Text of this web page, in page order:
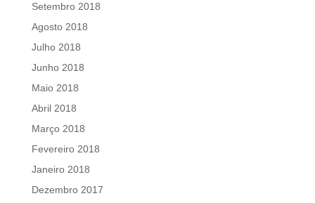
Setembro 2018
Agosto 2018
Julho 2018
Junho 2018
Maio 2018
Abril 2018
Março 2018
Fevereiro 2018
Janeiro 2018
Dezembro 2017